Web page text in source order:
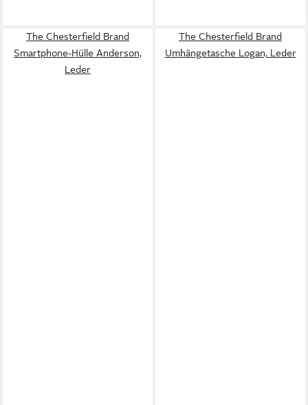
The Chesterfield Brand
Smartphone-Hülle Anderson,
Leder
The Chesterfield Brand
Umhängetasche Logan, Leder